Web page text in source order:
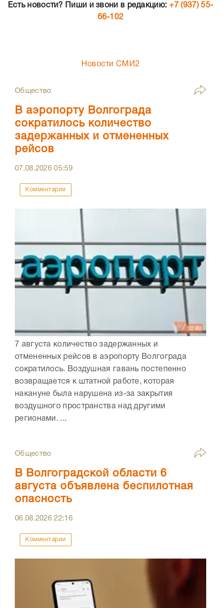
Есть новости? Пиши и звони в редакцию: +7 (937) 55-
66-102
Новости СМИ2
Общество
В аэропорту Волгограда
сократилось количество
задержанных и отмененных
рейсов
07.08.202605:59
Комментарии
7 августа количество задержанных и
отмененных рейсов в аэропорту Волгограда
сократилось. Воздушная гавань постепенно
возвращается к штатной работе, которая
накануне была нарушена из-за закрытия
воздушного пространства над другими
регионами. ...
Общество
В Волгоградской области 6
августа объявлена беспилотная
опасность
06.08.202622:16
Комментарии